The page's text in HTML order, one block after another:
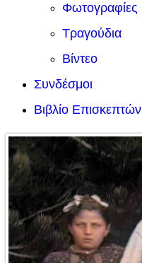
Φωτογραφίες
Τραγούδια
Βίντεο
Συνδέσμοι
Βιβλίο Επισκεπτών